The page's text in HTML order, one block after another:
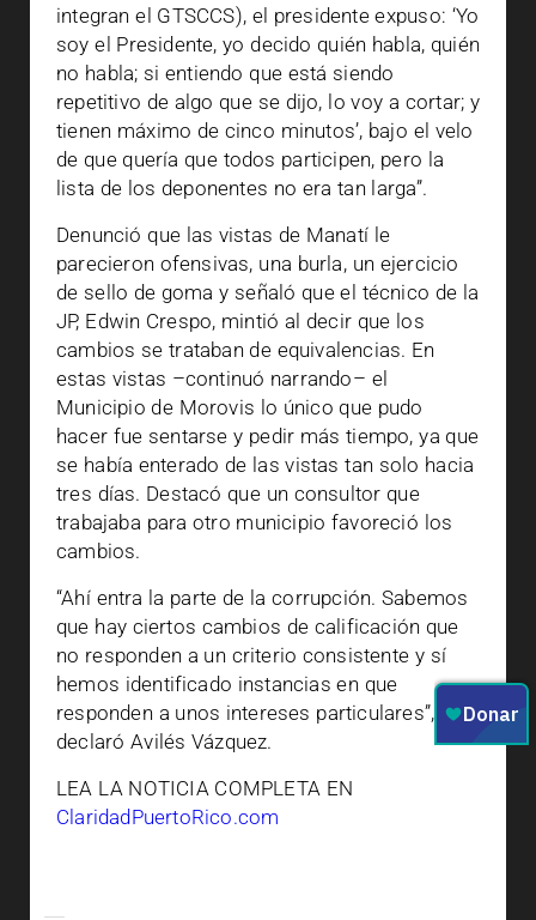
integran el GTSCCS), el presidente expuso: ‘Yo
soy el Presidente, yo decido quién habla, quién
no habla; si entiendo que está siendo
repetitivo de algo que se dijo, lo voy a cortar; y
tienen máximo de cinco minutos’, bajo el velo
de que quería que todos participen, pero la
lista de los deponentes no era tan larga”.
Denunció que las vistas de Manatí le
parecieron ofensivas, una burla, un ejercicio
de sello de goma y señaló que el técnico de la
JP, Edwin Crespo, mintió al decir que los
cambios se trataban de equivalencias. En
estas vistas –continuó narrando– el
Municipio de Morovis lo único que pudo
hacer fue sentarse y pedir más tiempo, ya que
se había enterado de las vistas tan solo hacia
tres días. Destacó que un consultor que
trabajaba para otro municipio favoreció los
cambios.
“Ahí entra la parte de la corrupción. Sabemos
que hay ciertos cambios de calificación que
no responden a un criterio consistente y sí
hemos identificado instancias en que
responden a unos intereses particulares”,
declaró Avilés Vázquez.
LEA LA NOTICIA COMPLETA EN
ClaridadPuertoRico.com